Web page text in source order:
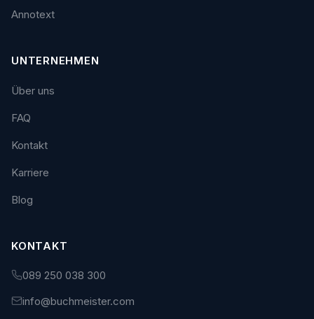
Annotext
UNTERNEHMEN
Über uns
FAQ
Kontakt
Karriere
Blog
KONTAKT
089 250 038 300
info@buchmeister.com